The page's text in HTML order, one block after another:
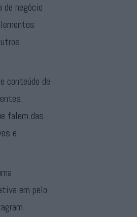
negócio
conteúdo de
falem das
e
em pelo